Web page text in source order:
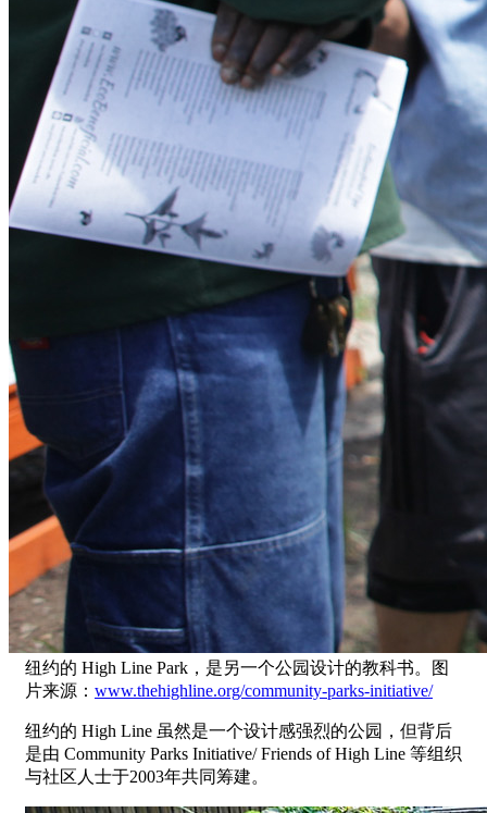
纽约的 High Line Park，是另一个公园设计的教科书。图
片来源： www.thehighline.org/community-parks-initiative/
纽约的 High Line 虽然是一个设计感强烈的公园，但背后
是由 Community Parks Initiative/ Friends of High Line 等组织
与社区人士于2003年共同筹建。